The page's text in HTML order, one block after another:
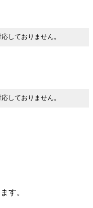
しておりません。
しておりません。
す。